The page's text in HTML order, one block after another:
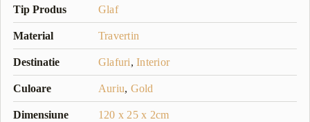
Tip Produs Glaf
Material Travertin
Destinatie Glafuri,Interior
Culoare Auriu, Gold
Dimensiune 120 x 25 x 2cm